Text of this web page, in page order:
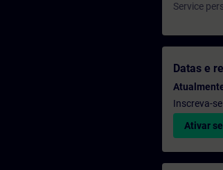
Service
Datas e
Inscreva-
Ativar